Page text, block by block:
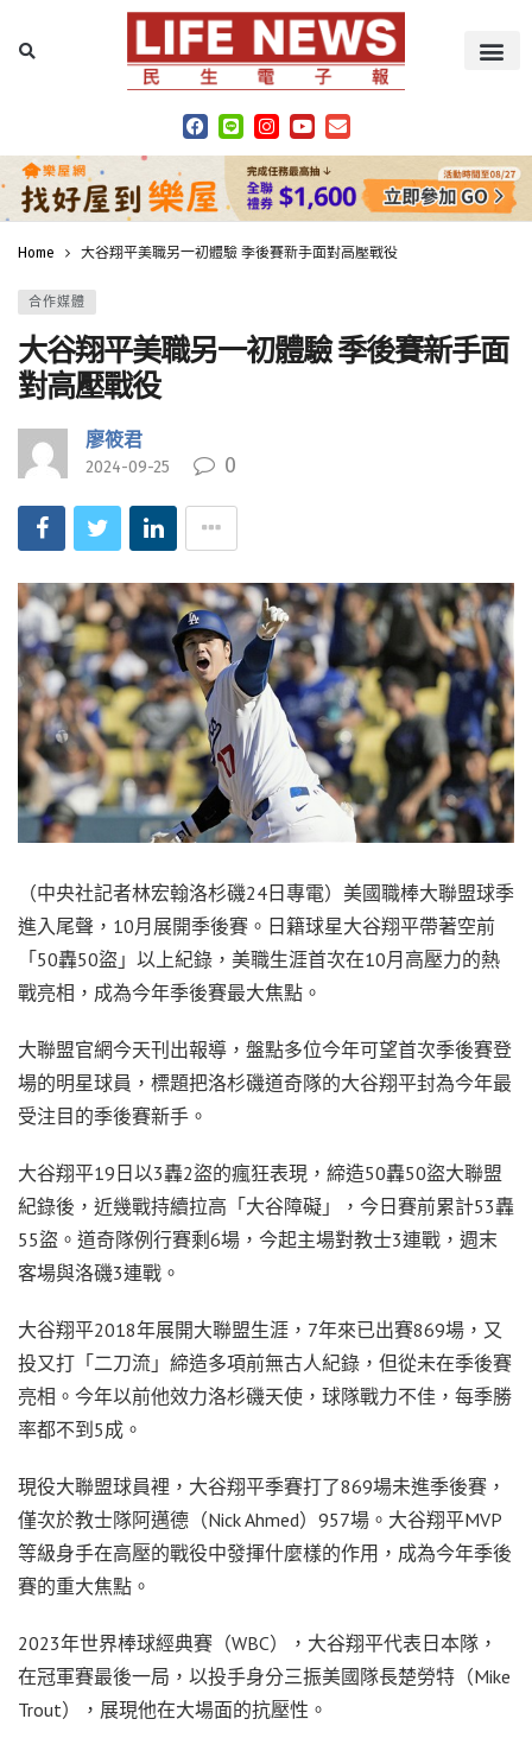
Home 大谷翔平美職另一初體驗 季後賽新手面對高壓戰役
合作媒體
大谷翔平美職另一初體驗 季後賽新手面
對高壓戰役
廖筱君
2024-09-25 0
（中央社記者林宏翰洛杉磯24日專電）美國職棒大聯盟球季
進入尾聲，10月展開季後賽。日籍球星大谷翔平帶著空前
「50轟50盜」以上紀錄，美職生涯首次在10月高壓力的熱
戰亮相，成為今年季後賽最大焦點。
大聯盟官網今天刊出報導，盤點多位今年可望首次季後賽登
場的明星球員，標題把洛杉磯道奇隊的大谷翔平封為今年最
受注目的季後賽新手。
大谷翔平19日以3轟2盜的瘋狂表現，締造50轟50盜大聯盟
紀錄後，近幾戰持續拉高「大谷障礙」，今日賽前累計53轟
55盜。道奇隊例行賽剩6場，今起主場對教士3連戰，週末
客場與洛磯3連戰。
大谷翔平2018年展開大聯盟生涯，7年來已出賽869場，又
投又打「二刀流」締造多項前無古人紀錄，但從未在季後賽
亮相。今年以前他效力洛杉磯天使，球隊戰力不佳，每季勝
率都不到5成。
現役大聯盟球員裡，大谷翔平季賽打了869場未進季後賽，
僅次於教士隊阿邁德（Nick Ahmed）957場。大谷翔平MVP
等級身手在高壓的戰役中發揮什麼樣的作用，成為今年季後
賽的重大焦點。
2023年世界棒球經典賽（WBC），大谷翔平代表日本隊，
在冠軍賽最後一局，以投手身分三振美國隊長楚勞特（Mike
Trout），展現他在大場面的抗壓性。